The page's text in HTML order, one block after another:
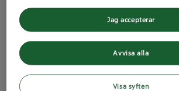
Avvisa alla
Jag accepterar
Visa syften